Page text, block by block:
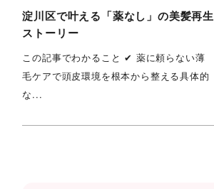
淀川区で叶える「薬なし」の美髪再生
ストーリー
この記事でわかること ✔︎ 薬に頼らない薄
毛ケアで頭皮環境を根本から整える具体的
な...